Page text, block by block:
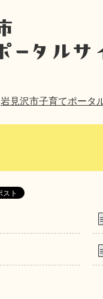
岩見沢市子育てポータ